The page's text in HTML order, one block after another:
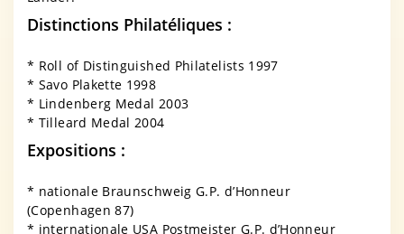
Distinctions Philatéliques :
* Roll of Distinguished Philatelists 1997
* Savo Plakette 1998
* Lindenberg Medal 2003
* Tilleard Medal 2004
Expositions :
* nationale Braunschweig G.P. d’Honneur
(Copenhagen 87)
* internationale USA Postmeister G.P. d’Honneur